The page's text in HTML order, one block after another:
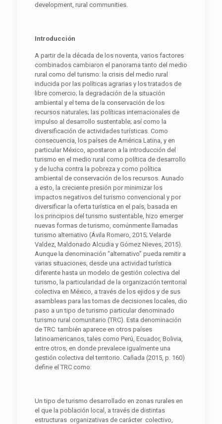
development, rural communities.
Introducción
A partir de la década de los noventa, varios factores
combinados cambiaron el panorama tanto del medio
rural como del turismo: la crisis del medio rural
inducida por las políticas agrarias y los tratados de
libre comercio; la degradación de la situación
ambiental y el tema de la conservación de los
recursos naturales; las políticas internacionales de
impulso al desarrollo sustentable; así como la
diversificación de actividades turísticas. Como
consecuencia, los países de América Latina, y en
particular México, apostaron a la introducción del
turismo en el medio rural como política de desarrollo
y de lucha contra la pobreza y como política
ambiental de conservación de los recursos. Aunado
a esto, la creciente presión por minimizar los
impactos negativos del turismo convencional y por
diversificar la oferta turística en el país, basada en
los principios del turismo sustentable, hizo emerger
nuevas formas de turismo, comúnmente llamadas
turismo alternativo (Ávila Romero, 2015; Velarde
Valdez, Maldonado Alcudia y Gómez Nieves, 2015).
Aunque la denominación “alternativo” pueda remitir a
varias situaciones, desde una actividad turística
diferente hasta un modelo de gestión colectiva del
turismo, la particularidad de la organización territorial
colectiva en México, a través de los ejidos y de sus
asambleas para las tomas de decisiones locales, dio
paso a un tipo de turismo particular denominado
turismo rural comunitario (TRC). Esta denominación
de TRC también aparece en otros países
latinoamericanos, tales como Perú, Ecuador, Bolivia,
entre otros, en donde prevalece igualmente una
gestión colectiva del territorio. Cañada (2015, p. 160)
define el TRC como:
Un tipo de turismo desarrollado en zonas rurales en
el que la población local, a través de distintas
estructuras organizativas de carácter colectivo,